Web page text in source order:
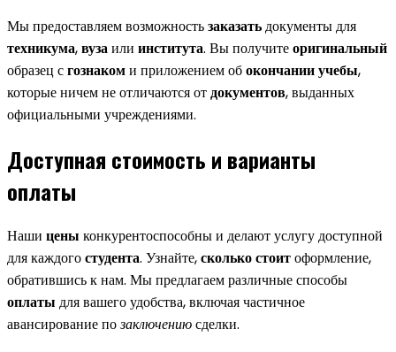
Мы предоставляем возможностьзаказатьдокументы для
техникума,вузаили института. Вы получитеоригинальный
образец сгознакоми приложением обокончанииучебы,
которые ничем не отличаются отдокументов, выданных
официальными учреждениями.
Доступная стоимость и варианты
оплаты
Наши цены конкурентоспособны и делают услугу доступной
для каждогостудента. Узнайте,сколько стоитоформление,
обратившись к нам. Мы предлагаем различные способы
оплаты для вашего удобства, включая частичное
авансирование позаключениюсделки.